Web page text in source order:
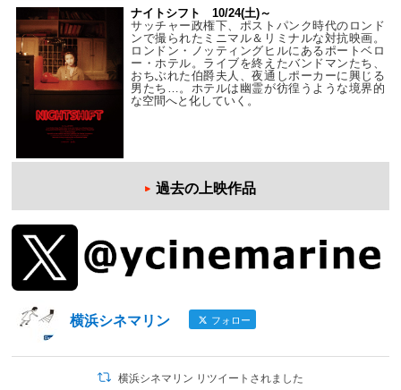
ナイトシフト 10/24(土)～
サッチャー政権下、ポストパンク時代のロンド
ンで撮られたミニマル＆リミナルな対抗映画。
ロンドン・ノッティングヒルにあるポートベロ
ー・ホテル。ライブを終えたバンドマンたち、
おちぶれた伯爵夫人、夜通しポーカーに興じる
男たち…。ホテルは幽霊が彷徨うような境界的
な空間へと化していく。
過去の上映作品
横浜シネマリン フォロー
横浜シネマリン リツイートされました